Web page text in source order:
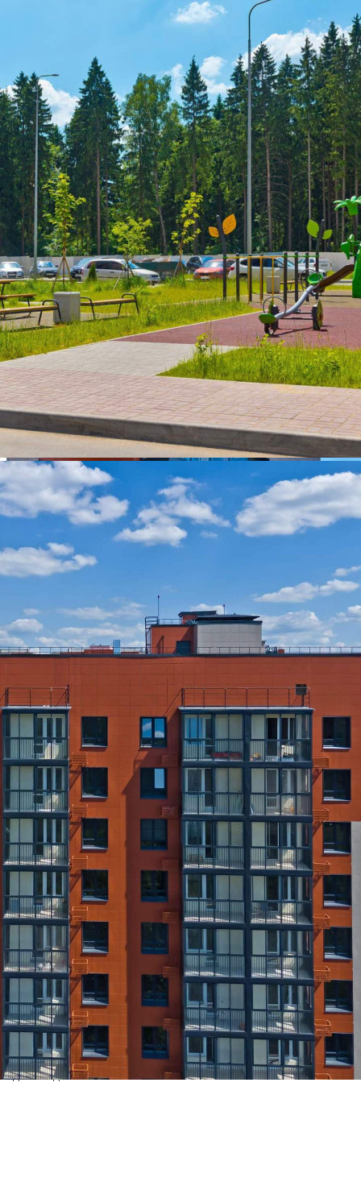
Прямая продажа от застройщика! Кладовая номер 41 общей
площадью 4.1 кв. м на -1-м этаже в ЖК «Олимп»[#8294210#]
Где находится